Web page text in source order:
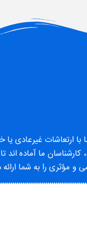
با ارتعاشات غیرعادی یا
ما آماده اند
مؤثری را به شما ارائه